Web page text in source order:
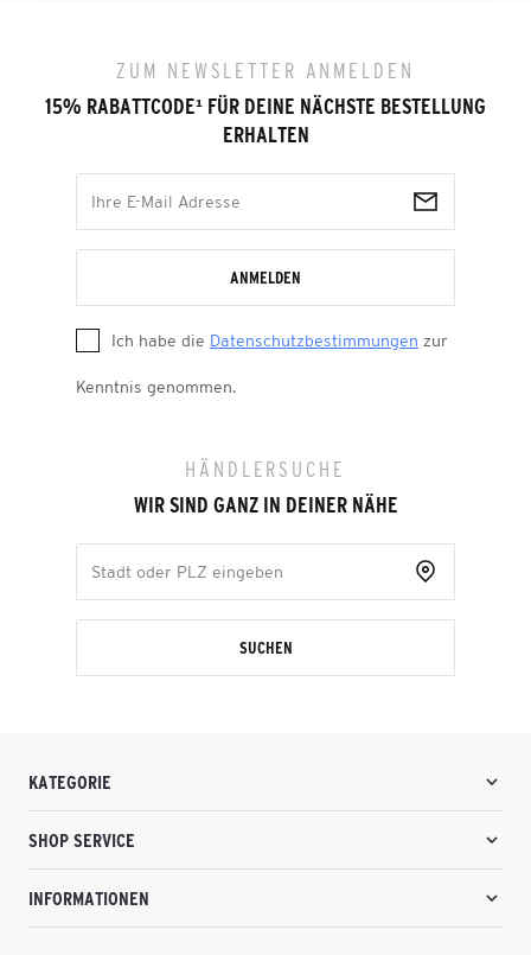
ZUM NEWSLETTER ANMELDEN
15% RABATTCODE¹ FÜR DEINE NÄCHSTE BESTELLUNG
ERHALTEN
ANMELDEN
Ich habe die Datenschutzbestimmungen zur
Kenntnis genommen.
HÄNDLERSUCHE
WIR SIND GANZ IN DEINER NÄHE
SUCHEN
KATEGORIE
SHOP SERVICE
INFORMATIONEN